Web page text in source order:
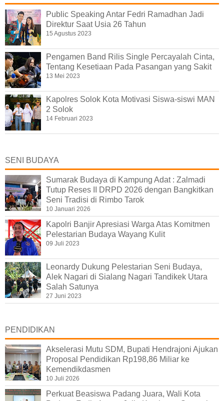
Public Speaking Antar Fedri Ramadhan Jadi
Direktur Saat Usia 26 Tahun
15 Agustus 2023
Pengamen Band Rilis Single Percayalah Cinta,
Tentang Kesetiaan Pada Pasangan yang Sakit
13 Mei 2023
Kapolres Solok Kota Motivasi Siswa-siswi MAN
2 Solok
14 Februari 2023
SENI BUDAYA
Sumarak Budaya di Kampung Adat : Zalmadi
Tutup Reses II DRPD 2026 dengan Bangkitkan
Seni Tradisi di Rimbo Tarok
10 Januari 2026
Kapolri Banjir Apresiasi Warga Atas Komitmen
Pelestarian Budaya Wayang Kulit
09 Juli 2023
Leonardy Dukung Pelestarian Seni Budaya,
Alek Nagari di Sialang Nagari Tandikek Utara
Salah Satunya
27 Juni 2023
PENDIDIKAN
Akselerasi Mutu SDM, Bupati Hendrajoni Ajukan
Proposal Pendidikan Rp198,86 Miliar ke
Kemendikdasmen
10 Juli 2026
Perkuat Beasiswa Padang Juara, Wali Kota